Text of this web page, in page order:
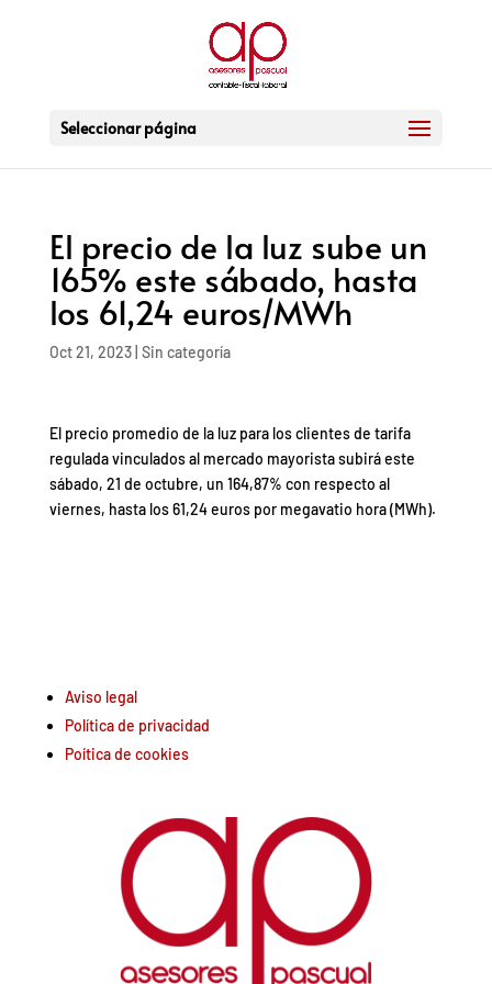
Seleccionar página
El precio de la luz sube un
165% este sábado, hasta
los 61,24 euros/MWh
Oct 21, 2023| Sin categoría
El precio promedio de la luz para los clientes de tarifa
regulada vinculados al mercado mayorista subirá este
sábado, 21 de octubre, un 164,87% con respecto al
viernes, hasta los 61,24 euros por megavatio hora (MWh).
Aviso legal
Política de privacidad
Poítica de cookies